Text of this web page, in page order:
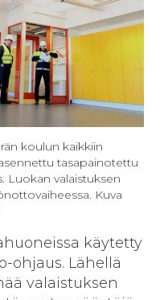
koulun kaikkiin
tasapainotettu
Luokan valaistuksen
Kuva
käytetty
ohjaus. Lähellä
valaistuksen